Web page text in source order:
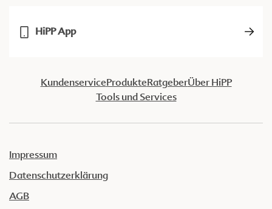
HiPP App
KundenserviceProdukteRatgeberÜber HiPP
Tools und Services
Impressum
Datenschutzerklärung
AGB